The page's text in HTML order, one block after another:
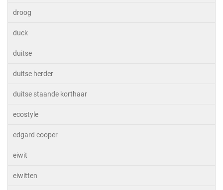
droog
duck
duitse
duitse herder
duitse staande korthaar
ecostyle
edgard cooper
eiwit
eiwitten